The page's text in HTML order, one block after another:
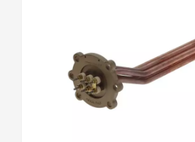
Kundenspezifische